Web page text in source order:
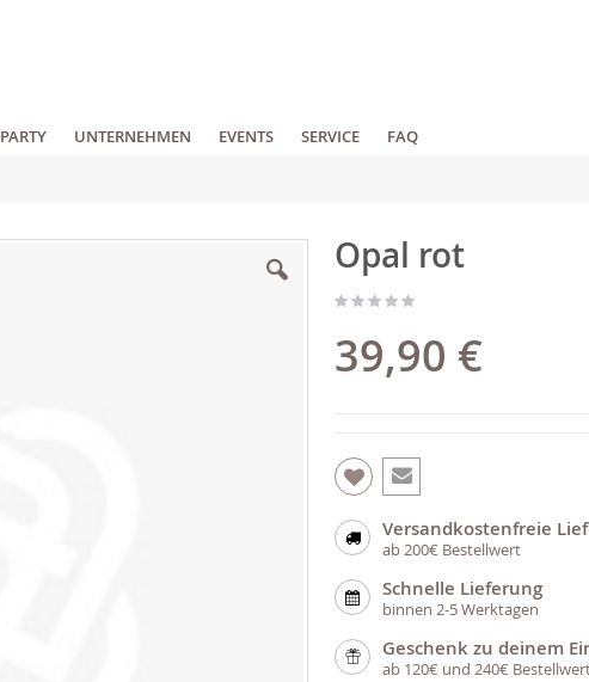
PARTY UNTERNEHMEN EVENTS SERVICE FAQ
Opal rot
39,90 €
Versandkostenfreie
ab 200€ Bestellwert
Schnelle Lieferung
binnen 2-5 Werktagen
Geschenk zu deinem
ab 120€ und 240€